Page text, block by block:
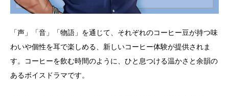
「声」「音」「物語」を通じて、それぞれのコーヒー豆が持つ味
わいや個性を耳で楽しめる、新しいコーヒー体験が提供されま
す。コーヒーを飲む時間のように、ひと息つける温かさと余韻の
あるボイスドラマです。